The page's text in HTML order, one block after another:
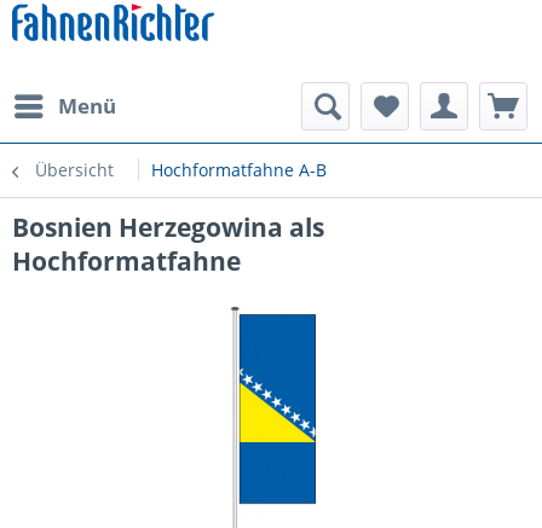
Menü
Übersicht Hochformatfahne A-B
Bosnien Herzegowina als
Hochformatfahne